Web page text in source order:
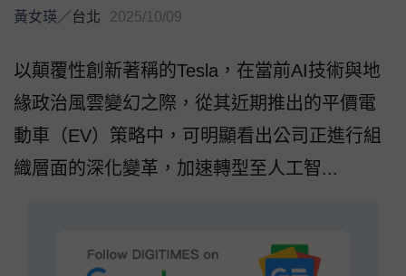
黃女瑛／台北 2025/10/09
以顛覆性創新著稱的Tesla，在當前AI技術與地
緣政治風雲變幻之際，從其近期推出的平價電
動車（EV）策略中，可明顯看出公司正進行組
織層面的深化變革，加速轉型至人工智...